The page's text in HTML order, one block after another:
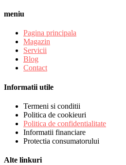
meniu
Pagina principala
Magazin
Servicii
Blog
Contact
Informatii utile
Termeni si conditii
Politica de cookieuri
Politica de confidentialitate
Informatii financiare
Protectia consumatorului
Alte linkuri